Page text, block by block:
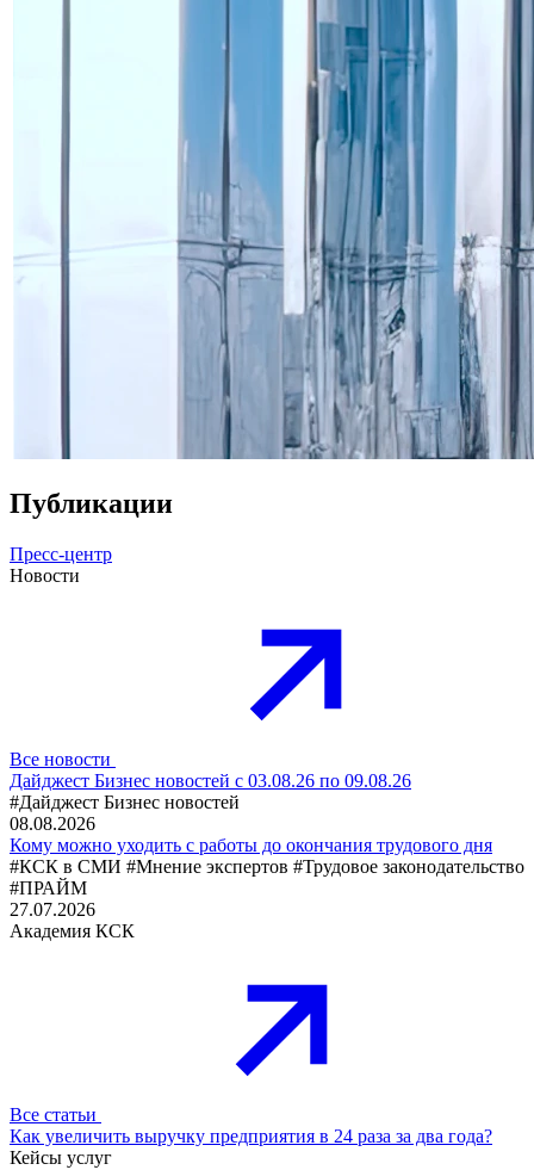
Публикации
Пресс-центр
Новости
Все новости
Дайджест Бизнес новостей с 03.08.26 по 09.08.26
#Дайджест Бизнес новостей
08.08.2026
Кому можно уходить с работы до окончания трудового дня
#КСК в СМИ #Мнение экспертов #Трудовое законодательство
#ПРАЙМ
27.07.2026
Академия КСК
Все статьи
Как увеличить выручку предприятия в 24 раза за два года?
Кейсы услуг